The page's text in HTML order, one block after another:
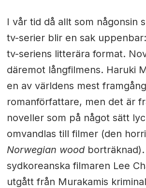
I vår tid då allt som någonsin
tv-serier blir en sak
tv-seriens litterära format.
däremot långfilmens. Haruki
en av världens mest
romanförfattare, men det är
noveller som på något sätt
omvandlas till filmer (den
Norwegian woodborträknad).
sydkoreanska filmaren Lee
utgått från Murakamis